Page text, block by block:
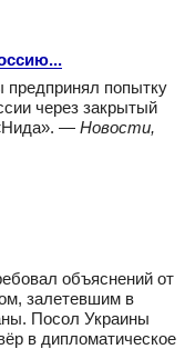
попытку
через закрытый
— Новости,
объяснений от
залетевшим в
Посол Украины
в дипломатическое